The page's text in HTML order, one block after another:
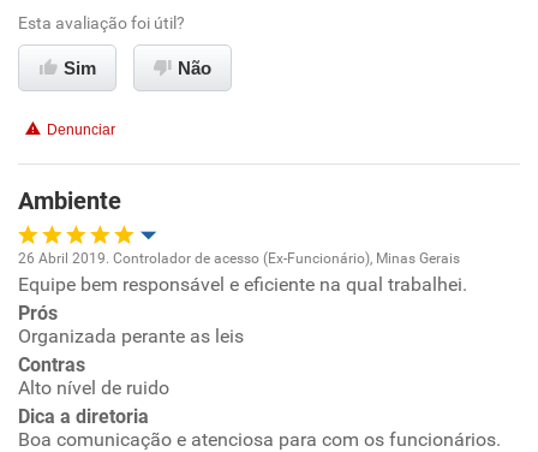
Ambiente de trabalho
Benefícios
Recomenda esta empresa
Esta avaliação foi útil?
Sim Não
Denunciar
Ambiente
Oportunidade de promoção
Ambiente de trabalho
Conciliação com a vida familiar
26 Abril 2019. Controlador de acesso (Ex-Funcionário), Minas Gerais
Equipe bem responsável e eficiente na qual trabalhei.
Prós
Organizada perante as leis
Contras
Alto nível de ruido
Dica a diretoria
Boa comunicação e atenciosa para com os funcionários.